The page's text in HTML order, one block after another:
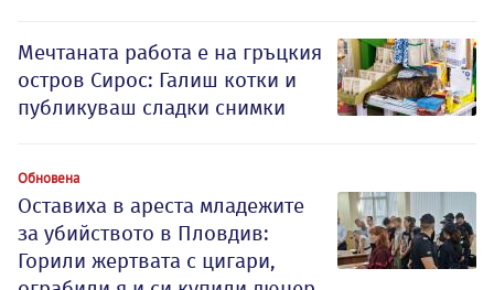
Мечтаната работа е на гръцкия
остров Сирос: Галиш котки и
публикуваш сладки снимки
Обновена
Оставиха в ареста младежите
за убийството в Пловдив:
Горили жертвата с цигари,